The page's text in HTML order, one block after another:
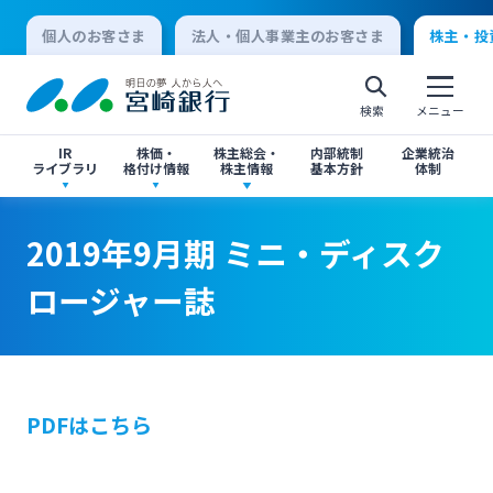
個人のお客さま 法人・個人事業主のお客さま 株主・
検索 メニュー
IR
ライブラリ
株価・
格付け情報
株主総会・
株主情報
内部統制
基本方針
企業統治
体制
決算短信
有価証券報告書・四半期報告書
株価情報
格付け情報
株主総会のご案内
中間配当のご案内
2019年9月期 ミニ・ディスクロージャー誌
2019年9月期 ミニ・ディスクロージャー誌
個人向けインターネットバンキング
ログオン
法人向けインターネットバンキング
2019年9月期 ミニ・ディスク
ロージャー誌
PDFはこちら